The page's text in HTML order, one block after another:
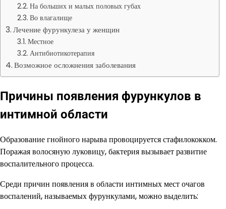
На больших и малых половых губах
Во влагалище
Лечение фурункулеза у женщин
Местное
Антибиотикотерапия
Возможное осложнения заболевания
Причины появления фурункулов в
интимной области
Образование гнойного нарыва провоцируется стафилококком.
Поражая волосяную луковицу, бактерия вызывает развитие
воспалительного процесса.
Среди причин появления в области интимных мест очагов
воспалений, называемых фурункулами, можно выделить: